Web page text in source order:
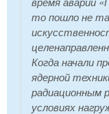
то пошло не
Когда начали
ядерной
радиационным
условиях